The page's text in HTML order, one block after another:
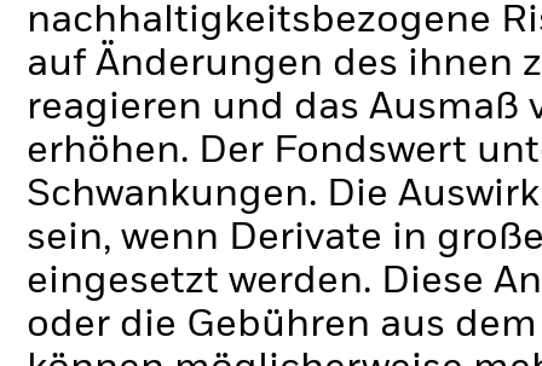
nachhaltigkeitsbezogene
auf Änderungen des ihnen
reagieren und das Ausmaß
erhöhen. Der Fondswert
Schwankungen. Die
sein, wenn Derivate in
eingesetzt werden. Diese
oder die Gebühren aus